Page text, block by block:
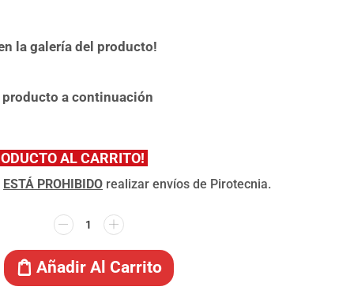
la galería del producto!
a continuación
AL CARRITO!
ESTÁ PROHIBIDO realizar envíos de Pirotecnia.
Añadir Al Carrito